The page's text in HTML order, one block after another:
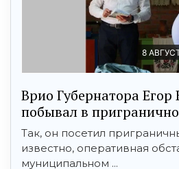
8
Врио Губернатора Егор
побывал в
Так, он посетил
известно, оперативная
муниципальном ...